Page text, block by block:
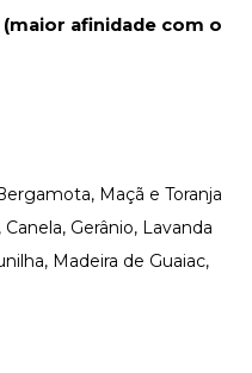
afinidade com o
Maçã e Toranja
Gerânio, Lavanda
Madeira de Guaiac,